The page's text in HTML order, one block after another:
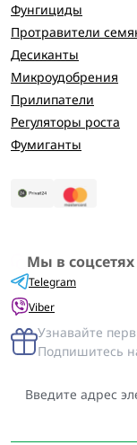
Фунгициды
Протравители
Десиканты
Микроудобрения
Прилипатели
Регуляторы роста
Фумиганты
Мы в соцсетях
Telegram
Viber
Узнавайте
Подпишитесь